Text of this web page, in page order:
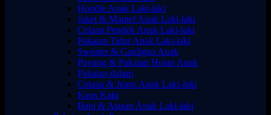
Hoodie Anak Laki-laki
Jaket & Mantel Anak Laki-laki
Celana Pendek Anak Laki-laki
Pakaian Tidur Anak Laki-laki
Sweater & Cardigan Anak
Payung & Pakaian Hujan Anak
Pakaian dalam
Celana & Jeans Anak Laki-laki
Kaus Kaki
Baju & Atasan Anak Laki-laki